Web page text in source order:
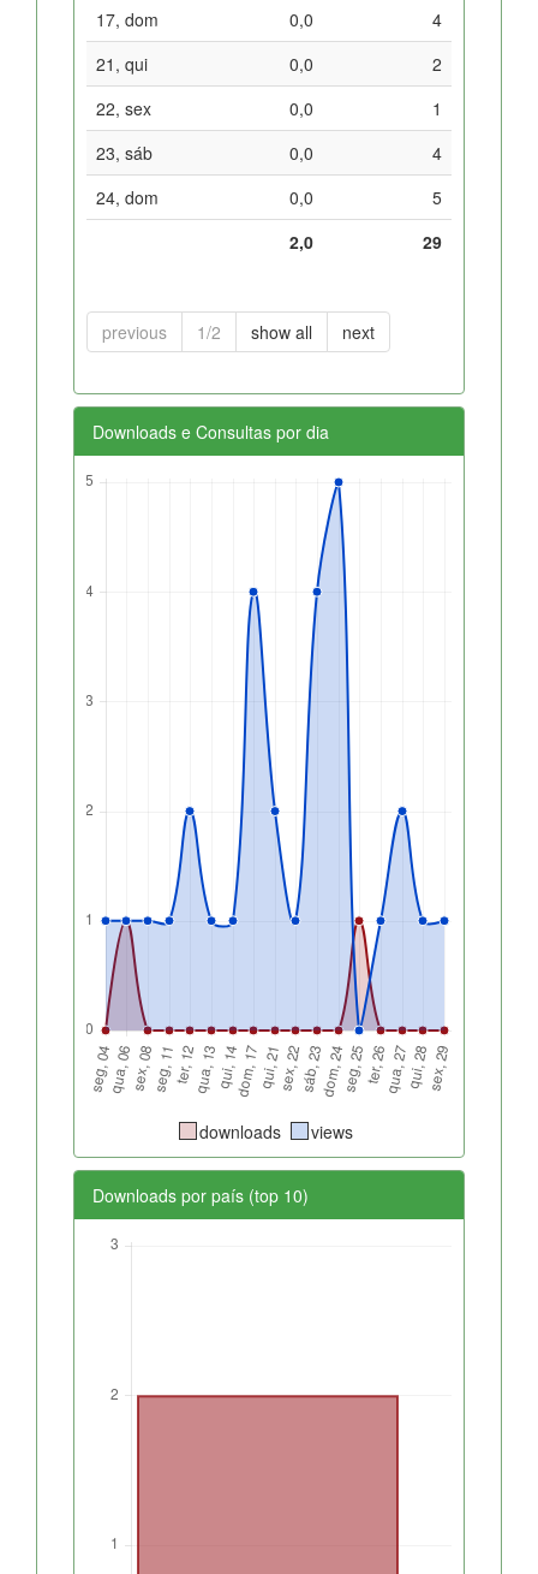
17, dom
0,0
4
21, qui
0,0
2
22, sex
0,0
1
23, sáb
0,0
4
24, dom
0,0
5
2,0
29
previous 1/2 show all next
Downloads e Consultas por dia
downloads views
Downloads por país (top 10)